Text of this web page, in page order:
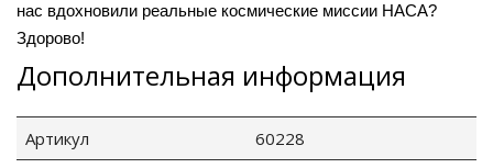
нас вдохновили реальные космические миссии НАСА?
Здорово!
Дополнительная информация
Артикул
60228